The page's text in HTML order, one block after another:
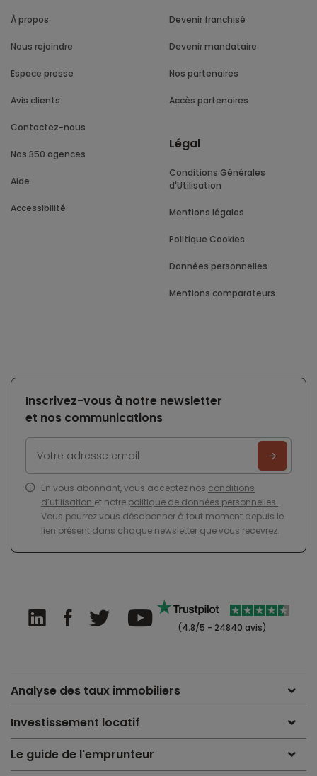
À propos
Nous rejoindre
Espace presse
Avis clients
Contactez-nous
Nos 350 agences
Aide
Accessibilité
Devenir franchisé
Devenir mandataire
Nos partenaires
Accès partenaires
Légal
Conditions Générales
d'Utilisation
Mentions légales
Politique Cookies
Données personnelles
Mentions comparateurs
Inscrivez-vous à notre newsletter
et nos communications
En vous abonnant, vous acceptez nos conditions
d’utilisation et notre politique de données personnelles .
Vous pourrez vous désabonner à tout moment depuis le
lien présent dans chaque newsletter que vous recevrez.
(4.8/5 - 24840 avis)
Analyse des taux immobiliers
Investissement locatif
Le guide de l'emprunteur